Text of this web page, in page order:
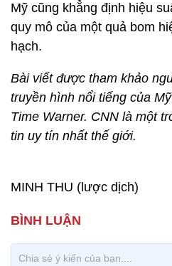
Mỹ cũng khẳng định hiệu
quy mô của một quả bom
hạch.
Bài viết được tham khảo
truyền hình nổi tiếng của
Time Warner. CNN là một
tin uy tín nhất thế giới.
MINH THU (lược dịch)